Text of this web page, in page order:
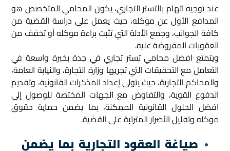
عند توجيه اتهام بالتستر التجاري، يكون المحامي المتخصص هو
المدافع الأول عن موكله، حيث يعمل على دراسة القضية من
كافة الجوانب، وجمع الأدلة التي تثبت براءة موكله أو تخفف من
العقوبات المفروضة عليه.
ويتمتع افضل محامي تستر تجاري في جدة بخبرة واسعة في
التعامل مع التحقيقات التي تجريها وزارة التجارة، والنيابة العامة،
والمحاكم التجارية، حيث يتولى إعداد المذكرات القانونية، وتقديم
الدفوع القوية، والتفاوض مع الجهات المختصة للوصول إلى
افضل الحلول القانونية الممكنة، بما يضمن حماية حقوق
موكله وتقليل الأضرار المترتبة على القضية.
صياغة العقود التجارية بما يضمن